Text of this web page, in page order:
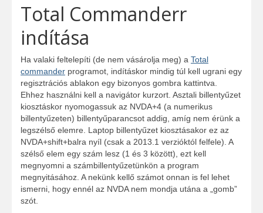
Total Commanderr
indítása
Ha valaki feltelepíti (de nem vásárolja meg) a Total
commander programot, indításkor mindig túl kell ugrani egy
regisztrációs ablakon egy bizonyos gombra kattintva.
Ehhez használni kell a navigátor kurzort. Asztali billentyűzet
kiosztáskor nyomogassuk az NVDA+4 (a numerikus
billentyűzeten) billentyűparancsot addig, amíg nem érünk a
legszélső elemre. Laptop billentyűzet kiosztásakor ez az
NVDA+shift+balra nyíl (csak a 2013.1 verzióktól felfele). A
szélső elem egy szám lesz (1 és 3 között), ezt kell
megnyomni a számbillentyűzetünkön a program
megnyitásához. A nekünk kellő számot onnan is fel lehet
ismerni, hogy ennél az NVDA nem mondja utána a „gomb”
szót.